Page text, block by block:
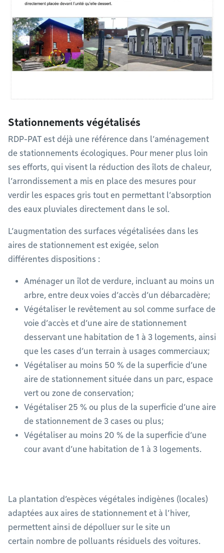
Stationnements végétalisés
RDP-PAT est déjà une référence dans l’aménagement
de stationnements écologiques. Pour mener plus loin
ses efforts, qui visent la réduction des îlots de chaleur,
l’arrondissement a mis en place des mesures pour
verdir les espaces gris tout en permettant l’absorption
des eaux pluviales directement dans le sol.
L’augmentation des surfaces végétalisées dans les
aires de stationnement est exigée, selon
différentes dispositions :
Aménager un îlot de verdure, incluant au moins un
arbre, entre deux voies d’accès d’un débarcadère;
Végétaliser le revêtement au sol comme surface de
voie d’accès et d’une aire de stationnement
desservant une habitation de 1 à 3 logements, ainsi
que les cases d’un terrain à usages commerciaux;
Végétaliser au moins 50 % de la superficie d’une
aire de stationnement située dans un parc, espace
vert ou zone de conservation;
Végétaliser 25 % ou plus de la superficie d’une aire
de stationnement de 3 cases ou plus;
Végétaliser au moins 20 % de la superficie d’une
cour avant d’une habitation de 1 à 3 logements.
La plantation d’espèces végétales indigènes (locales)
adaptées aux aires de stationnement et à l’hiver,
permettent ainsi de dépolluer sur le site un
certain nombre de polluants résiduels des voitures.